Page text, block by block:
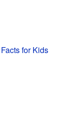
for Kids